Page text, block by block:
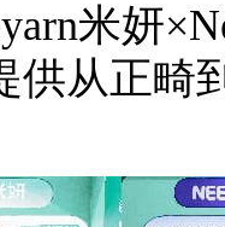
米妍
供从正畸